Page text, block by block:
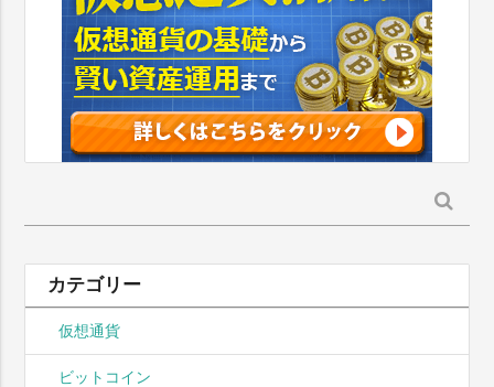
索:
カテゴリー
仮想通貨
ビットコイン